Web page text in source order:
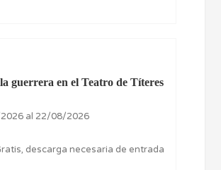
guerrera en el Teatro de Títeres
al 22/08/2026
descarga necesaria de entrada